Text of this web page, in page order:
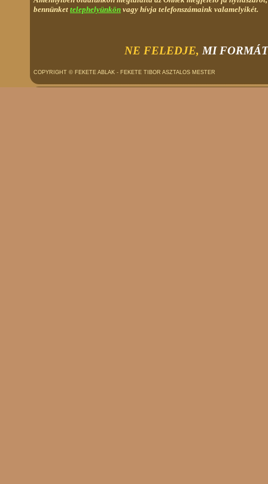
bennünket telephelyünkön vagy hívja telefonszámaink valamelyikét.
NE FELEDJE, MI
COPYRIGHT © FEKETE ABLAK - FEKETE TIBOR ASZTALOS MESTER